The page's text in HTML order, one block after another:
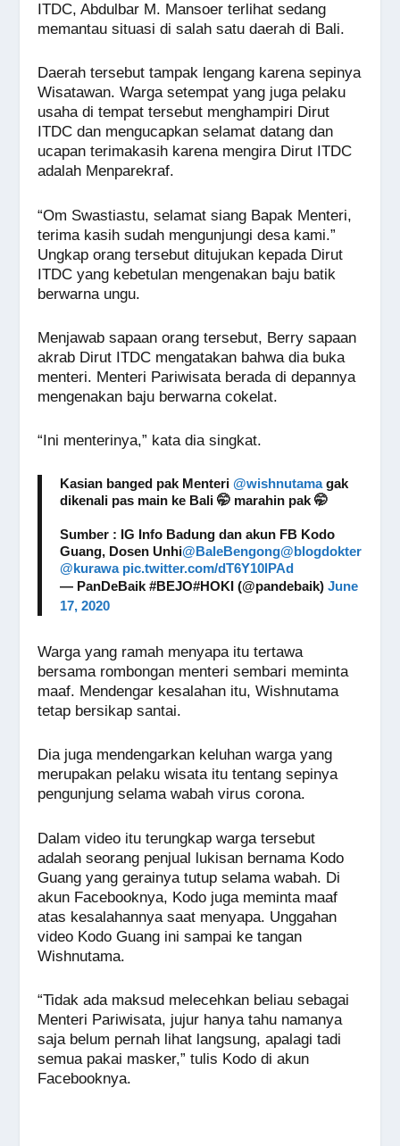
ITDC, Abdulbar M. Mansoer terlihat sedang
memantau situasi di salah satu daerah di Bali.
Daerah tersebut tampak lengang karena sepinya
Wisatawan. Warga setempat yang juga pelaku
usaha di tempat tersebut menghampiri Dirut
ITDC dan mengucapkan selamat datang dan
ucapan terimakasih karena mengira Dirut ITDC
adalah Menparekraf.
“Om Swastiastu, selamat siang Bapak Menteri,
terima kasih sudah mengunjungi desa kami.”
Ungkap orang tersebut ditujukan kepada Dirut
ITDC yang kebetulan mengenakan baju batik
berwarna ungu.
Menjawab sapaan orang tersebut, Berry sapaan
akrab Dirut ITDC mengatakan bahwa dia buka
menteri. Menteri Pariwisata berada di depannya
mengenakan baju berwarna cokelat.
“Ini menterinya,” kata dia singkat.
Kasian banged pak Menteri@wishnutamagak
dikenali pas main ke Bali 🤭 marahin pak 🤭
Sumber : IG Info Badung dan akun FB Kodo
Guang, Dosen Unhi@BaleBengong@blogdokter
@kurawa pic.twitter.com/dT6Y10lPAd
— PanDeBaik #BEJO#HOKI (@pandebaik)June
17, 2020
Warga yang ramah menyapa itu tertawa
bersama rombongan menteri sembari meminta
maaf. Mendengar kesalahan itu, Wishnutama
tetap bersikap santai.
Dia juga mendengarkan keluhan warga yang
merupakan pelaku wisata itu tentang sepinya
pengunjung selama wabah virus corona.
Dalam video itu terungkap warga tersebut
adalah seorang penjual lukisan bernama Kodo
Guang yang gerainya tutup selama wabah. Di
akun Facebooknya, Kodo juga meminta maaf
atas kesalahannya saat menyapa. Unggahan
video Kodo Guang ini sampai ke tangan
Wishnutama.
“Tidak ada maksud melecehkan beliau sebagai
Menteri Pariwisata, jujur hanya tahu namanya
saja belum pernah lihat langsung, apalagi tadi
semua pakai masker,” tulis Kodo di akun
Facebooknya.